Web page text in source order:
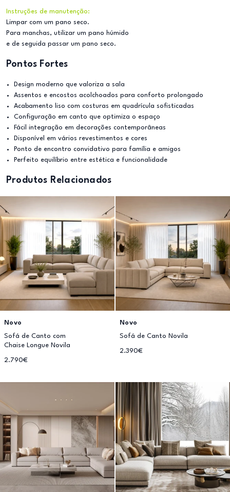
Instruções de manutenção:
Limpar com um pano seco.
Para manchas, utilizar um pano húmido
e de seguida passar um pano seco.
Pontos Fortes
Design moderno que valoriza a sala
Assentos e encostos acolchoados para conforto prolongado
Acabamento liso com costuras em quadrícula sofisticadas
Configuração em canto que optimiza o espaço
Fácil integração em decorações contemporâneas
Disponível em vários revestimentos e cores
Ponto de encontro convidativo para família e amigos
Perfeito equilíbrio entre estética e funcionalidade
Produtos Relacionados
Novo
Sofá de Canto com
Chaise Longue Novila
2.790€
Novo
Sofá de Canto Novila
2.390€